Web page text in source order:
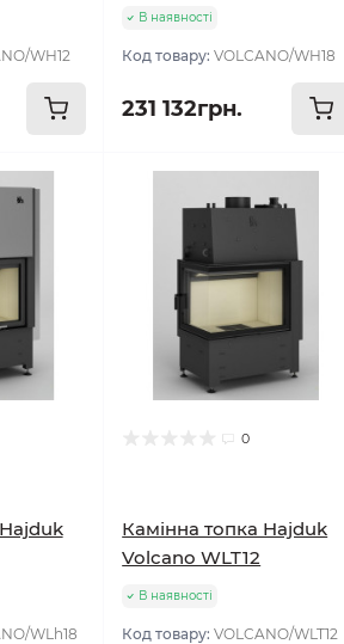
WH12
В наявності
Код товару:VOLCANO/WH18
231 132грн.
WLh18
0
Камінна топка Hajduk
Volcano WLT12
В наявності
Код товару:VOLCANO/WLT12